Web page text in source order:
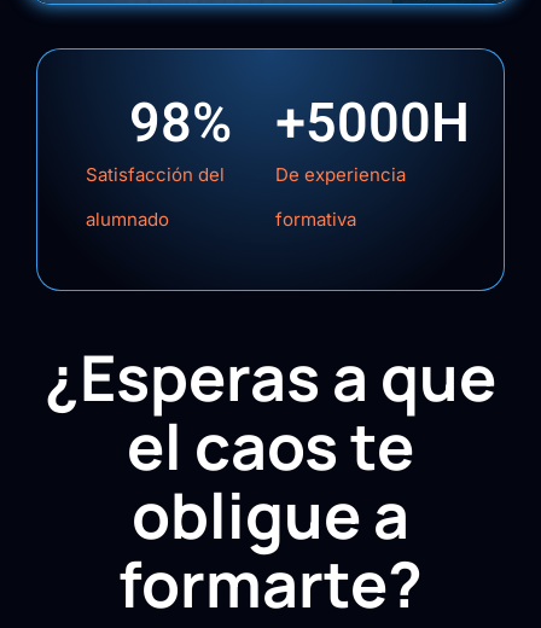
Satisfacción del
alumnado
98%
De experiencia
formativa
+5000H
¿Esperas a que
el caos te
obligue a
formarte?